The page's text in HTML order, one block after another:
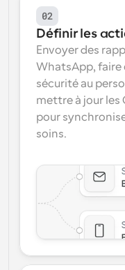
02
Définir les
Envoyer des
WhatsApp, faire
sécurité au
mettre à jour les
pour
soins.